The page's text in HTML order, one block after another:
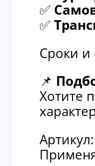
✅
✅
Сроки и
📌
Хотите
Артикул: